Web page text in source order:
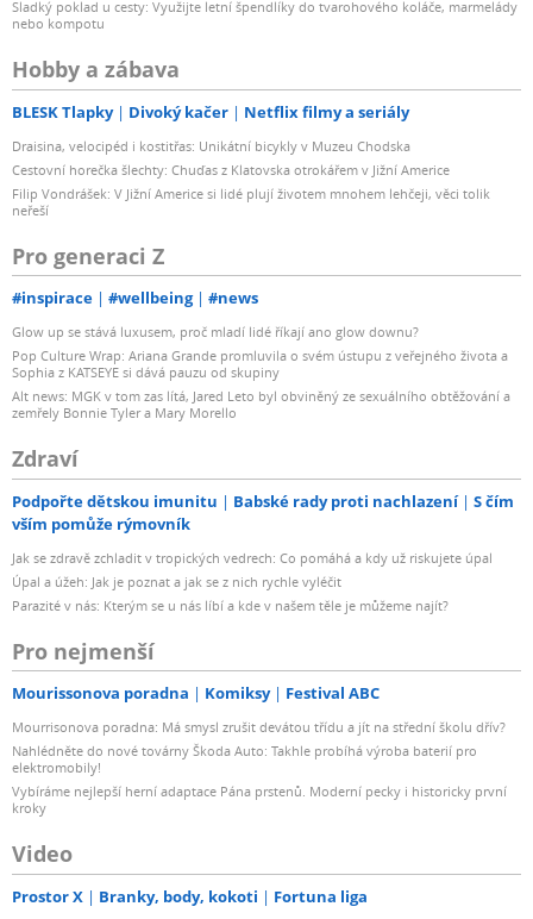
Sladký poklad u cesty: Využijte letní špendlíky do tvarohového koláče, marmelády
nebo kompotu
Hobby a zábava
BLESK Tlapky Divoký kačer Netflix filmy a seriály
Draisina, velocipéd i kostitřas: Unikátní bicykly v Muzeu Chodska
Cestovní horečka šlechty: Chuďas z Klatovska otrokářem v Jižní Americe
Filip Vondrášek: V Jižní Americe si lidé plují životem mnohem lehčeji, věci tolik
neřeší
Pro generaci Z
#inspirace #wellbeing #news
Glow up se stává luxusem, proč mladí lidé říkají ano glow downu?
Pop Culture Wrap: Ariana Grande promluvila o svém ústupu z veřejného života a
Sophia z KATSEYE si dává pauzu od skupiny
Alt news: MGK v tom zas lítá, Jared Leto byl obviněný ze sexuálního obtěžování a
zemřely Bonnie Tyler a Mary Morello
Zdraví
Podpořte dětskou imunitu Babské rady proti nachlazení
S čím
vším pomůže rýmovník
Jak se zdravě zchladit v tropických vedrech: Co pomáhá a kdy už riskujete úpal
Úpal a úžeh: Jak je poznat a jak se z nich rychle vyléčit
Parazité v nás: Kterým se u nás líbí a kde v našem těle je můžeme najít?
Pro nejmenší
Mourissonova poradna Komiksy Festival ABC
Mourrisonova poradna: Má smysl zrušit devátou třídu a jít na střední školu dřív?
Nahlédněte do nové továrny Škoda Auto: Takhle probíhá výroba baterií pro
elektromobily!
Vybíráme nejlepší herní adaptace Pána prstenů. Moderní pecky i historicky první
kroky
Video
Prostor X Branky, body, kokoti Fortuna liga